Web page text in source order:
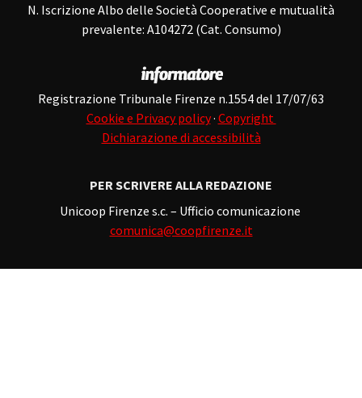
N. Iscrizione Albo delle Società Cooperative e mutualità
prevalente: A104272 (Cat. Consumo)
Registrazione Tribunale Firenze n.1554 del 17/07/63
Cookie e Privacy policy· Copyright
Dichiarazione di accessibilità
PER SCRIVERE ALLA REDAZIONE
Unicoop Firenze s.c. – Ufficio comunicazione
comunica@coopfirenze.it